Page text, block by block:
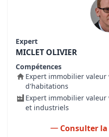
Expert
MICLET OLIVIER
Compétences
Expert immobilier valeur
d'habitations
Expert immobilier
et industriels
Consulter